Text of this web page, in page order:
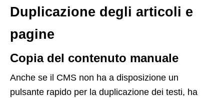
Duplicazione degli articoli e
pagine
Copia del contenuto manuale
Anche se il CMS non ha a disposizione un
pulsante rapido per la duplicazione dei testi, ha